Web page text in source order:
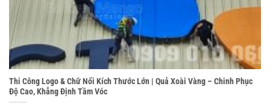
Thi Công Logo & Chữ Nổi Kích Thước Lớn | Quả Xoài Vàng – Chinh Phục
Độ Cao, Khẳng Định Tầm Vóc